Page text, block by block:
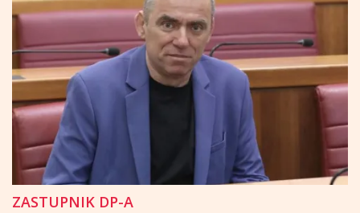
ZASTUPNIK DP-A